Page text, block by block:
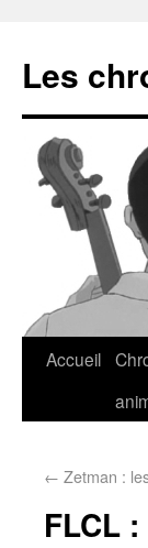
Les
Accueil
← Zetman :
FLCL